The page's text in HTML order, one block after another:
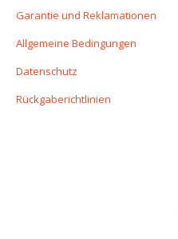
Garantie und Reklamationen
Allgemeine Bedingungen
Datenschutz
Rückgaberichtlinien